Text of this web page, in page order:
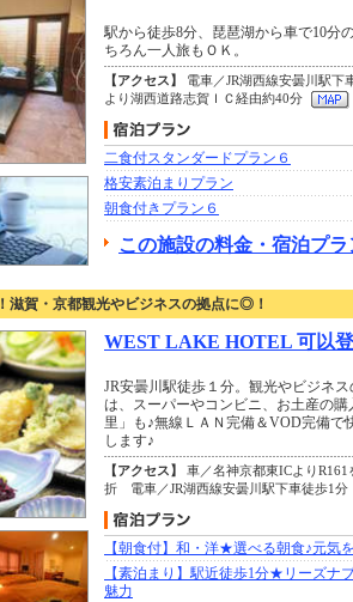
駅から徒歩8分、琵琶湖から車で10分
ちろん一人旅もＯＫ。
【アクセス】
電車／JR湖西線安曇川駅
より湖西道路志賀ＩＣ経由約40分
二食付スタンダードプラン６
格安素泊まりプラン
朝食付きプラン６
この施設の料金・宿泊プ
滋賀・京都観光やビジネスの拠点に◎！
WEST LAKE HOTEL 可以
JR安曇川駅徒歩１分。観光やビジネ
は、スーパーやコンビニ、お土産の
里」も♪無線ＬＡＮ完備＆VOD完備で
します♪
【アクセス】
車／名神京都東ICより
折 電車／JR湖西線安曇川駅下車徒歩1分
【朝食付】和・洋★選べる朝食♪元気
【素泊まり】駅近徒歩1分★リーズナ
魅力